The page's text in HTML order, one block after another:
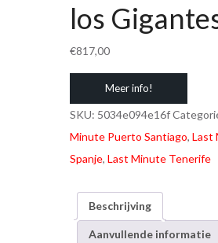
los
€817,00
Meer info!
SKU: 5034e094e16f
Minute Puerto Santiago, Last
Spanje, Last Minute Tenerife
Beschrijving
Aanvullende informatie